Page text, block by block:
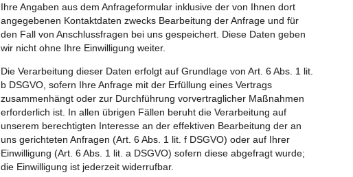
Ihre Angaben aus dem Anfrageformular inklusive der von Ihnen dort
angegebenen Kontaktdaten zwecks Bearbeitung der Anfrage und für
den Fall von Anschlussfragen bei uns gespeichert. Diese Daten geben
wir nicht ohne Ihre Einwilligung weiter.
Die Verarbeitung dieser Daten erfolgt auf Grundlage von Art. 6 Abs. 1 lit.
b DSGVO, sofern Ihre Anfrage mit der Erfüllung eines Vertrags
zusammenhängt oder zur Durchführung vorvertraglicher Maßnahmen
erforderlich ist. In allen übrigen Fällen beruht die Verarbeitung auf
unserem berechtigten Interesse an der effektiven Bearbeitung der an
uns gerichteten Anfragen (Art. 6 Abs. 1 lit. f DSGVO) oder auf Ihrer
Einwilligung (Art. 6 Abs. 1 lit. a DSGVO) sofern diese abgefragt wurde;
die Einwilligung ist jederzeit widerrufbar.